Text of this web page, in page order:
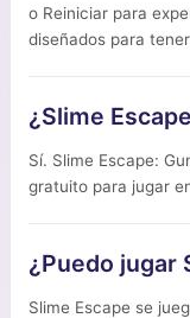
o Reiniciar para
diseñados para
¿Slime
Sí. Slime Escape:
gratuito para jugar
¿Puedo jugar
Slime Escape se